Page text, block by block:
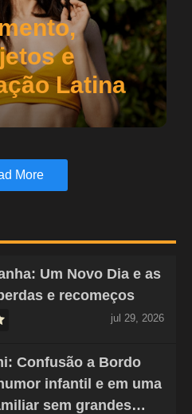
e
Latina
More
Um Novo Dia e as
e recomeços
jul 29, 2026
Confusão a Bordo
infantil e em uma
sem grandes…